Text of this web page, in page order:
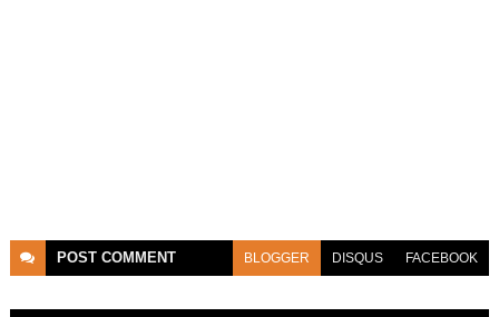
POST COMMENT BLOGGER DISQUS FACEBOOK